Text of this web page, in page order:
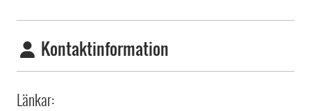
Kontaktinformation
Länkar: